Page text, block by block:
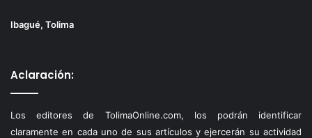
Ibagué, Tolima
Aclaración:
Los editores de TolimaOnline.com, los podrán identificar
claramente en cada uno de sus artículos y ejercerán su actividad